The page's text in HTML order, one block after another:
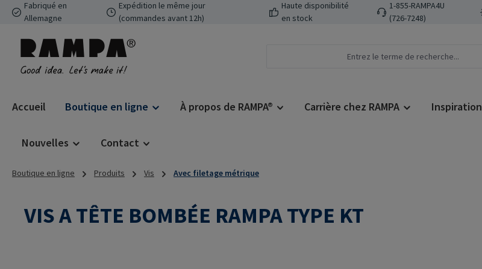
au contenu principal
Passer à la recherche
Passer à la navigation principale
Fabriqué en
Allemagne
Expédition le même jour
(commandes avant 12h)
Haute disponibilité
en stock
1-855-RAMPA4U
(726-7248)
Accueil Boutique en ligne À propos de RAMPA® Carrière chez RAMPA Inspiration
Nouvelles Contact
Boutique en ligne Produits Vis Avec filetage métrique
VIS A TÊTE BOMBÉE RAMPA TYPE KT